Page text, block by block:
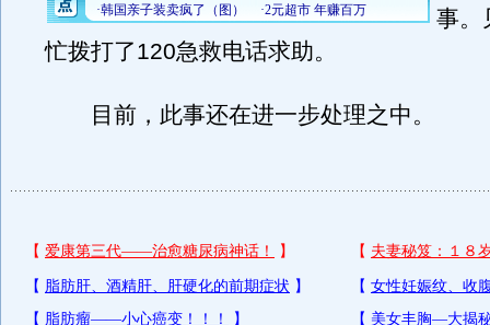
事。
忙拨打了120急救电话求助。
目前，此事还在进一步处理之中。